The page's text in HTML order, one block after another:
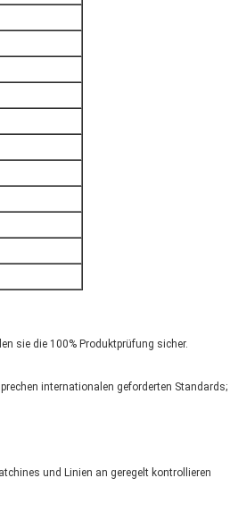
sie die 100% Produktprüfung sicher.
internationalen geforderten Standards;
und Linien an geregelt kontrollieren